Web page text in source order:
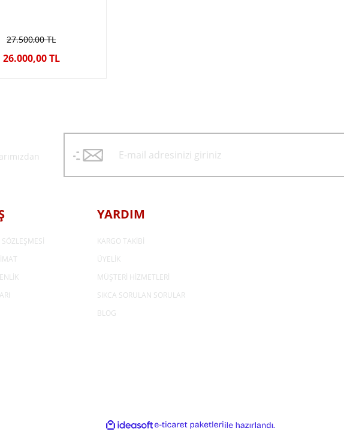
27.500,00 TL
26.000,00 TL
YARDIM
KARGO TAKİBİ
ÜYELİK
MÜŞTERİ HİZMETLERİ
SIKCA SORULAN SORULAR
BLOG
ideasoft
e-
ile